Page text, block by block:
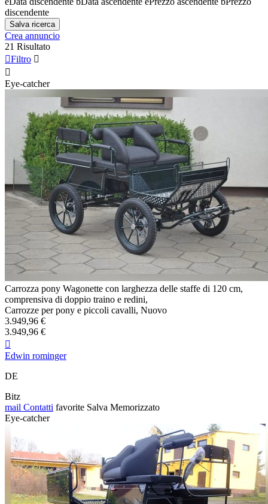
discendente
Salva ricerca
Crea annuncio
21 Risultato
Filtro 

Eye-catcher
Carrozza pony Wagonette con larghezza delle staffe di 120 cm,
comprensiva di doppio traino e redini,
Carrozze per pony e piccoli cavalli, Nuovo
3.949,96 €
3.949,96 €

Edwin rominger
DE
Bitz
mail Contatti favorite Salva Memorizzato
Eye-catcher